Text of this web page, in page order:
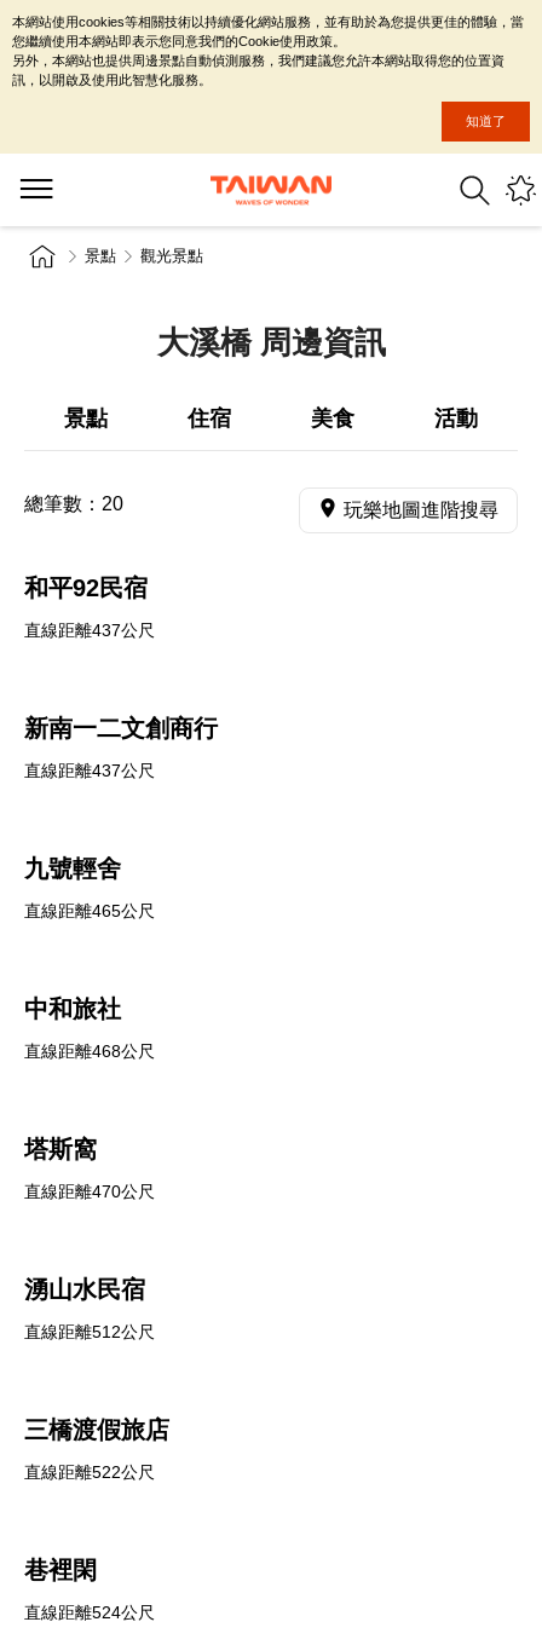
景點 觀光景點
大溪橋 周邊資訊
景點 住宿 美食 活動
總筆數： 20 玩樂地圖進階搜尋
和平92民宿
直線距離437公尺
新南一二文創商行
直線距離437公尺
九號輕舍
直線距離465公尺
中和旅社
直線距離468公尺
塔斯窩
直線距離470公尺
湧山水民宿
直線距離512公尺
三橋渡假旅店
直線距離522公尺
巷裡閑
直線距離524公尺
本網站使用cookies等相關技術以持續優化網站服務，並有助於為您提供更佳的體驗，當
您繼續使用本網站即表示您同意我們的Cookie使用政策。
另外，本網站也提供周邊景點自動偵測服務，我們建議您允許本網站取得您的位置資
訊，以開啟及使用此智慧化服務。
知道了